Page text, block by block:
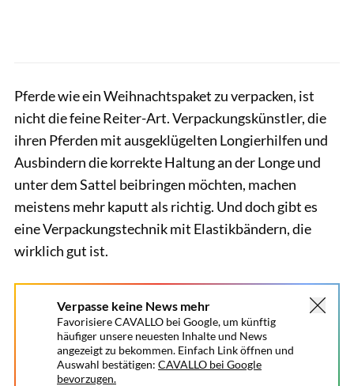
Pferde wie ein Weihnachtspaket zu verpacken, ist
nicht die feine Reiter-Art. Verpackungskünstler, die
ihren Pferden mit ausgeklügelten Longierhilfen und
Ausbindern die korrekte Haltung an der Longe und
unter dem Sattel beibringen möchten, machen
meistens mehr kaputt als richtig. Und doch gibt es
eine Verpackungstechnik mit Elastikbändern, die
wirklich gut ist.
Verpasse keine News mehr
Favorisiere CAVALLO bei Google, um künftig
häufiger unsere neuesten Inhalte und News
angezeigt zu bekommen. Einfach Link öffnen und
Auswahl bestätigen: CAVALLO bei Google
bevorzugen.